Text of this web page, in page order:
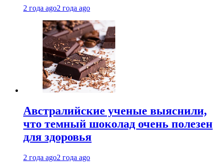
2 года ago2 года ago
Австралийские ученые выяснили,
что темный шоколад очень полезен
для здоровья
2 года ago2 года ago